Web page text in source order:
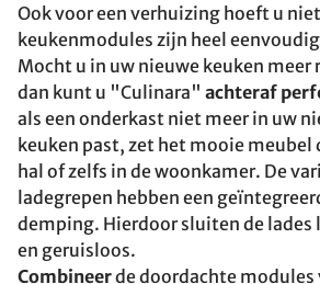
Ook voor een verhuizing hoeft u
keukenmodules zijn heel
Mocht u in uw nieuwe keuken meer
dan kunt u "Culinara" achteraf
als een onderkast niet meer in uw
keuken past, zet het mooie meubel
hal of zelfs in de woonkamer. De
ladegrepen hebben een
demping. Hierdoor sluiten de lades
en geruisloos.
Combineerde doordachte